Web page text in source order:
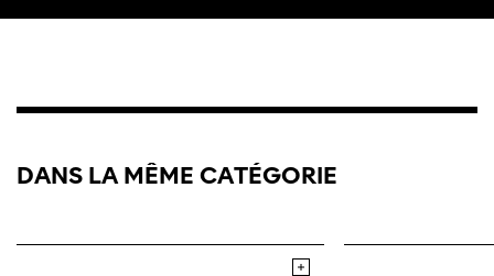
Trailer
DANS LA MÊME CATÉGORIE